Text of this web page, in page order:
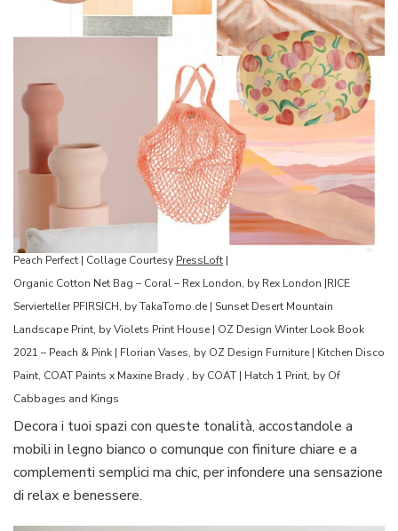
Peach Perfect | Collage Courtesy PressLoft |
Organic Cotton Net Bag – Coral – Rex London, by Rex London |RICE
Servierteller PFIRSICH, by TakaTomo.de | Sunset Desert Mountain
Landscape Print, by Violets Print House | OZ Design Winter Look Book
2021 – Peach & Pink | Florian Vases, by OZ Design Furniture | Kitchen Disco
Paint, COAT Paints x Maxine Brady , by COAT | Hatch 1 Print, by Of
Cabbages and Kings
Decora i tuoi spazi con queste tonalità, accostandole a
mobili in legno bianco o comunque con finiture chiare e a
complementi semplici ma chic, per infondere una sensazione
di relax e benessere.